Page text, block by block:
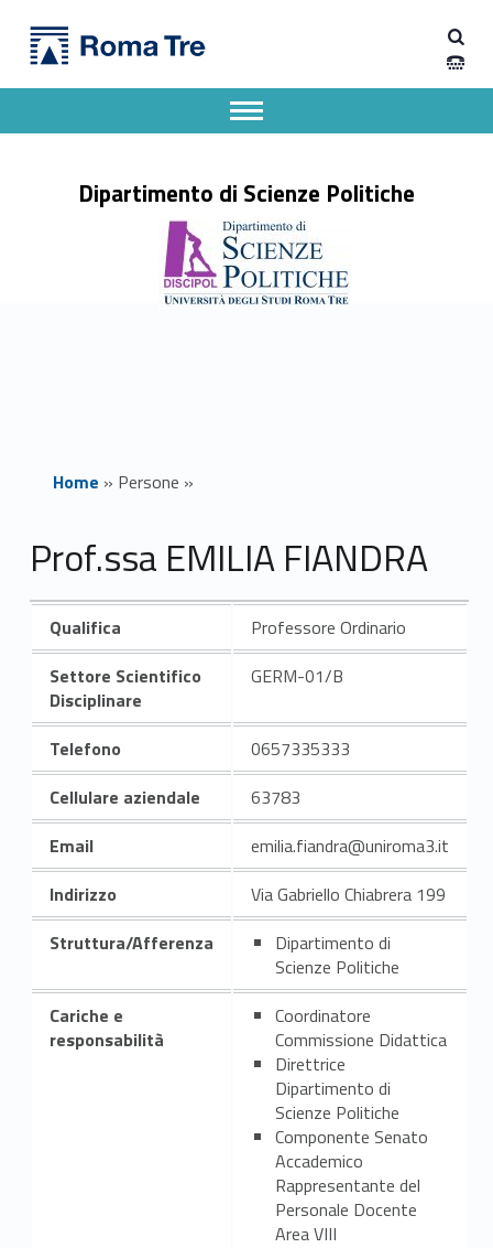
Prof.ssa EMILIA FIANDRA - Dipartimento di Scienze Politiche
Dipartimento di Scienze Politiche
Apri il menu secondario
Header info sidebar
Home » Persone »
Prof.ssa EMILIA FIANDRA
Qualifica
Professore Ordinario
Settore Scientifico
Disciplinare
GERM-01/B
Telefono
0657335333
Cellulare aziendale
63783
Email
emilia.fiandra@uniroma3.it
Indirizzo
Via Gabriello Chiabrera 199
Struttura/Afferenza
Dipartimento di
Scienze Politiche
Cariche e
responsabilità
Coordinatore
Commissione Didattica
Direttrice
Dipartimento di
Scienze Politiche
Componente Senato
Accademico
Rappresentante del
Personale Docente
Area VIII